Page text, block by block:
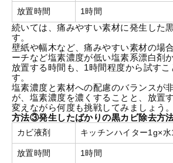
放置時間 1時間
続いては、痛みやすい素材に発生した
す。
壁紙や幅木など、痛みやすい素材の場
ーチなど塩素濃度が低い塩素系漂白剤
放置する時間も、1時間程度から試すこ
す。
塩素濃度と素材への配慮のバランスが
が、塩素濃度を濃くすることと、放置
変えながら何度も挑戦してみましょう。
方法③発生したばかりの黒カビ除去方
カビ液剤 キッチンハイター1g×
放置時間 1時間